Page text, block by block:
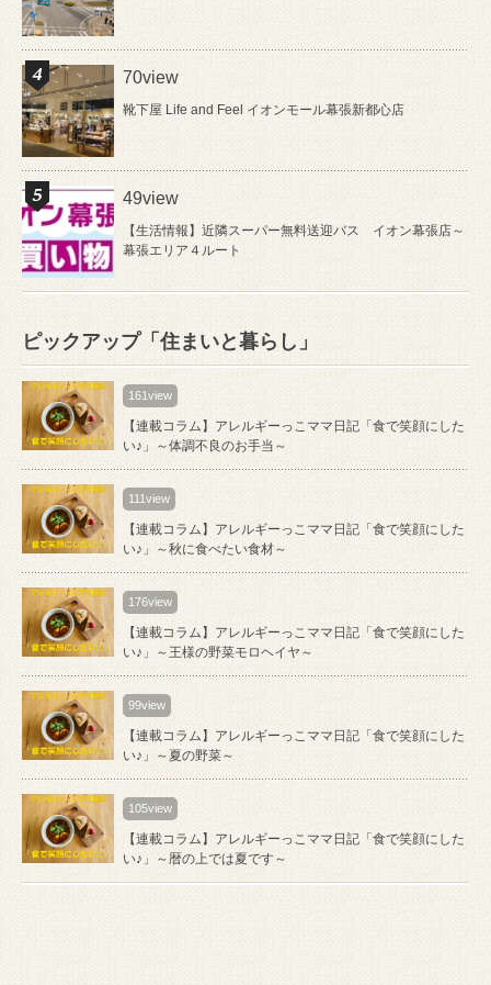
70view
靴下屋 Life and Feel イオンモール幕張新都心店
49view
【生活情報】近隣スーパー無料送迎バス イオン幕張店～
幕張エリア４ルート
ピックアップ「住まいと暮らし」
161view
【連載コラム】アレルギーっこママ日記「食で笑顔にした
い♪」～体調不良のお手当～
111view
【連載コラム】アレルギーっこママ日記「食で笑顔にした
い♪」～秋に食べたい食材～
176view
【連載コラム】アレルギーっこママ日記「食で笑顔にした
い♪」～王様の野菜モロヘイヤ～
99view
【連載コラム】アレルギーっこママ日記「食で笑顔にした
い♪」～夏の野菜～
105view
【連載コラム】アレルギーっこママ日記「食で笑顔にした
い♪」～暦の上では夏です～